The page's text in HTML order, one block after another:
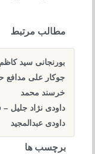
مطالب مرتبط
بورنجانی سید
جوکار علی مدافع
خرسند محمد
داودی نژاد جلیل –
داودی عبدالمجید
برچسب ها